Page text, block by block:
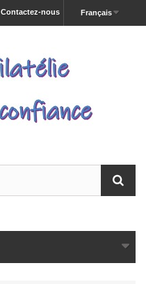
Français
Contactez-nous